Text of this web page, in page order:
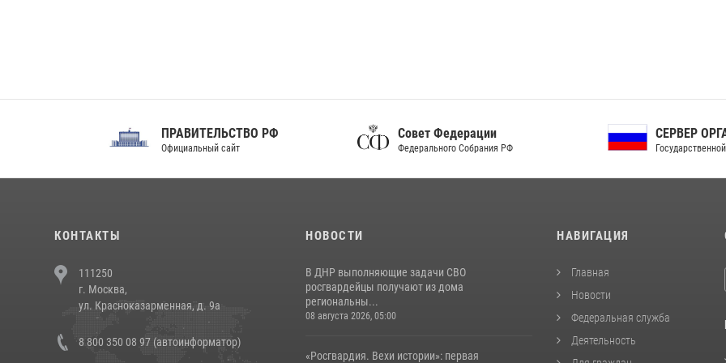
ПРАВИТЕЛЬСТВО РФ
Официальный сайт
Совет Федерации
Федерального Собрания РФ
СЕРВЕР ОРГАНОВ
Государственной власти РФ
КОНТАКТЫ
111250
г. Москва,
ул. Красноказарменная, д. 9а
8 800 350 08 97 (автоинформатор)
НОВОСТИ
В ДНР выполняющие задачи СВО
росгвардейцы получают из дома
региональны...
08 августа 2026, 05:00
«Росгвардия. Вехи истории»: первая
НАВИГАЦИЯ
Главная
Новости
Федеральная служба
Деятельность